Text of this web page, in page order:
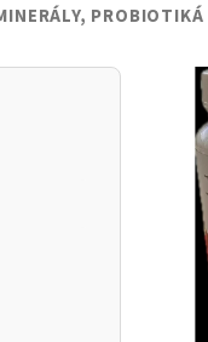
PROBIOTIKÁ